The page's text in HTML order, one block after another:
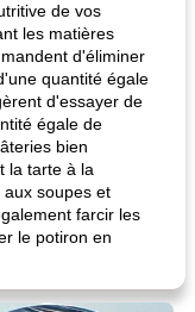
de vos
les matières
d'éliminer
quantité égale
d'essayer de
égale de
bien
la tarte à la
soupes et
farcir les
le potiron en